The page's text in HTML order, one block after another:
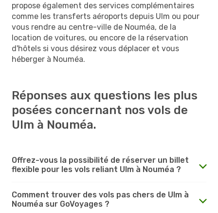
propose également des services complémentaires
comme les transferts aéroports depuis Ulm ou pour
vous rendre au centre-ville de Nouméa, de la
location de voitures, ou encore de la réservation
d'hôtels si vous désirez vous déplacer et vous
héberger à Nouméa.
Réponses aux questions les plus
posées concernant nos vols de
Ulm à Nouméa.
Offrez-vous la possibilité de réserver un billet
flexible pour les vols reliant Ulm à Nouméa ?
Comment trouver des vols pas chers de Ulm à
Nouméa sur GoVoyages ?